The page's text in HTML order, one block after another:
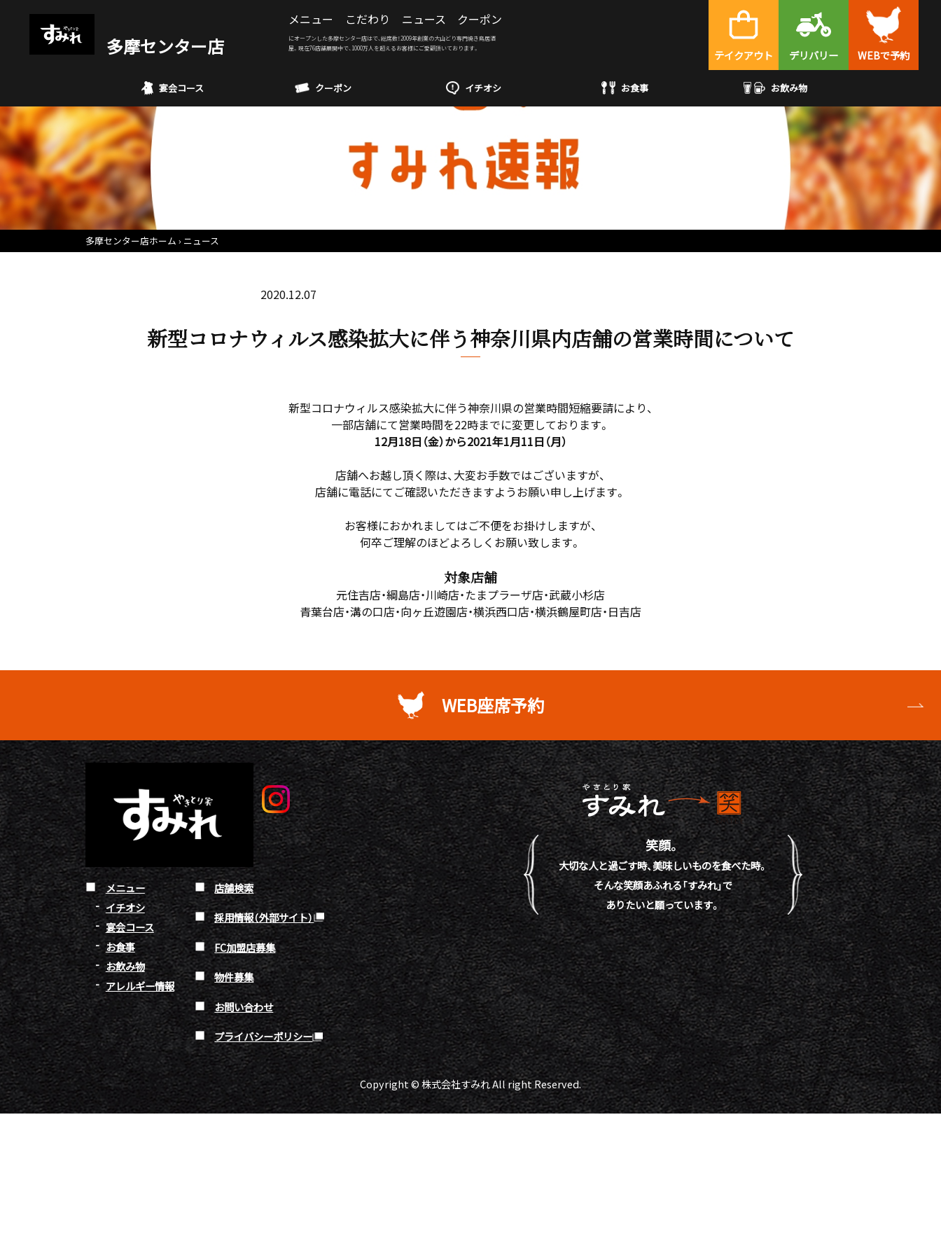
多摩センター店
メニュー こだわり ニュース クーポン
テイクアウト デリバリー WEBで予約
にオープンした多摩センター店はで、総席数！2009年創業の大山どり専門焼き鳥居酒
屋。現在76店舗展開中で、1000万人を超えるお客様にご愛顧頂いております。
宴会コース クーポン イチオシ お食事 お飲み物
多摩センター店ホーム ニュース
2020.12.07
新型コロナウィルス感染拡大に伴う神奈川県内店舗の営業時間について
新型コロナウィルス感染拡大に伴う神奈川県の営業時間短縮要請により、
一部店舗にて営業時間を22時までに変更しております。
12月18日（金）から2021年1月11日（月）
店舗へお越し頂く際は、大変お手数ではございますが、
店舗に電話にてご確認いただきますようお願い申し上げます。
お客様におかれましてはご不便をお掛けしますが、
何卒ご理解のほどよろしくお願い致します。
対象店舗
元住吉店・綱島店・川崎店・たまプラーザ店・武蔵小杉店
青葉台店・溝の口店・向ヶ丘遊園店・横浜西口店・横浜鶴屋町店・日吉店
WEB座席予約
メニュー
イチオシ
宴会コース
お食事
お飲み物
アレルギー情報
店舗検索
採用情報（外部サイト）
FC加盟店募集
物件募集
お問い合わせ
プライバシーポリシー
笑顔。
大切な人と過ごす時、美味しいものを食べた時。
そんな笑顔あふれる「すみれ」で
ありたいと願っています。
Copyright © 株式会社すみれ All right Reserved.